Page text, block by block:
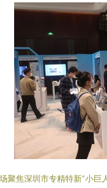
聚焦深圳市专精特新“小